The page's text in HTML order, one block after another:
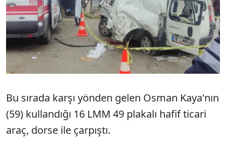
Bu sırada karşı yönden gelen Osman Kaya'nın
(59) kullandığı 16 LMM 49 plakalı hafif ticari
araç, dorse ile çarpıştı.